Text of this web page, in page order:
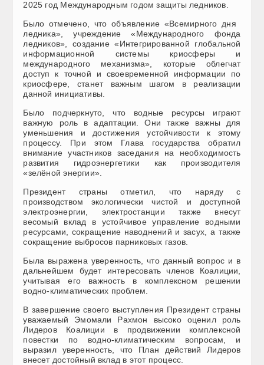
2025 год Международным годом защиты ледников.
Было отмечено, что объявление «Всемирного дня ​​
ледника», учреждение «Международного фонда
ледников», создание «Интегрированной глобальной
информационной системы криосферы и
международного механизма», которые облегчат
доступ к точной и своевременной информации по
криосфере, станет важным шагом в реализации
данной инициативы.
Было подчеркнуто, что водные ресурсы играют
важную роль в адаптации. Они также важны для
уменьшения и достижения устойчивости к этому
процессу. При этом Глава государства обратил
внимание участников заседания на необходимость
развития гидроэнергетики как производителя
«зелёной энергии».
Президент страны отметил, что наряду с
производством экологически чистой и доступной
электроэнергии, электростанции также внесут
весомый вклад в устойчивое управление водными
ресурсами, сокращение наводнений и засух, а также
сокращение выбросов парниковых газов.
Была выражена уверенность, что данный вопрос и в
дальнейшем будет интересовать членов Коалиции,
учитывая его важность в комплексном решении
водно-климатических проблем.
В завершение своего выступления Президент страны
уважаемый Эмомали Рахмон высоко оценил роль
Лидеров Коалиции в продвижении комплексной
повестки по водно-климатическим вопросам, и
выразил уверенность, что План действий Лидеров
внесет достойный вклад в этот процесс.